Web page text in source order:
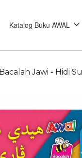
Katalog Buku AWAL
Jawi - Hidi